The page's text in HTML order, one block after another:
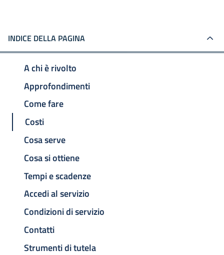
INDICE DELLA PAGINA
A chi è rivolto
Approfondimenti
Come fare
Costi
Cosa serve
Cosa si ottiene
Tempi e scadenze
Accedi al servizio
Condizioni di servizio
Contatti
Strumenti di tutela